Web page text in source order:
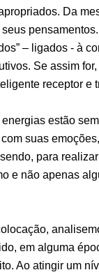
Da
– ligados - à
Se assim
receptor e
estão
suas
para
e não apenas
em alguma
Ao atingir um